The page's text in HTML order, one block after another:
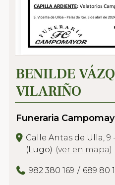
BENILDE
VILARIÑO
Funeraria
Calle Antas de Ulla, 9
(Lugo) (ver en mapa)
982 380 169 689 80